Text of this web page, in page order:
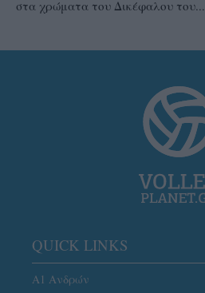
στα χρώματα του Δικέφαλου του...
QUICK LINKS
Α1 Ανδρών